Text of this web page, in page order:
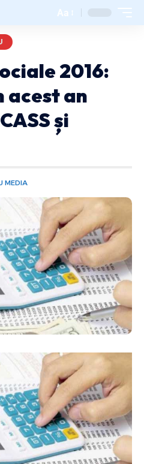
Aa
2016:
acest an
și
MEDIA